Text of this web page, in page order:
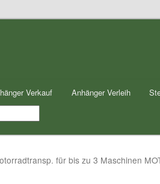
Verkauf Anhänger Verleih
für bis zu 3 Maschinen